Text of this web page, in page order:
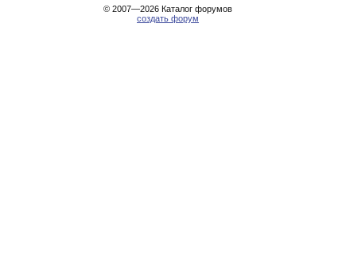
© 2007—2026 Каталог форумов
создать форум